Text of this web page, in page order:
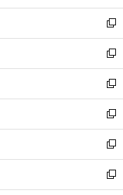
開
く
ウ
で
開
く
ン
ド
ウ
で
開
く
ウ
ィ
ン
ド
ウ
で
開
く
新
し
い
ウ
ィ
ン
ド
ウ
で
開
く
新
し
い
ウ
ィ
ン
ド
ウ
で
開
新
し
い
ウ
ィ
ン
ド
ウ
新
し
い
ウ
ィ
ン
新
し
い
ウ
新
し